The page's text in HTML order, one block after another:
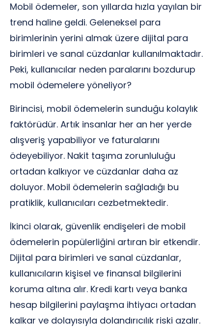
Mobil ödemeler, son yıllarda hızla yayılan bir
trend haline geldi. Geleneksel para
birimlerinin yerini almak üzere dijital para
birimleri ve sanal cüzdanlar kullanılmaktadır.
Peki, kullanıcılar neden paralarını bozdurup
mobil ödemelere yöneliyor?
Birincisi, mobil ödemelerin sunduğu kolaylık
faktörüdür. Artık insanlar her an her yerde
alışveriş yapabiliyor ve faturalarını
ödeyebiliyor. Nakit taşıma zorunluluğu
ortadan kalkıyor ve cüzdanlar daha az
doluyor. Mobil ödemelerin sağladığı bu
pratiklik, kullanıcıları cezbetmektedir.
İkinci olarak, güvenlik endişeleri de mobil
ödemelerin popülerliğini artıran bir etkendir.
Dijital para birimleri ve sanal cüzdanlar,
kullanıcıların kişisel ve finansal bilgilerini
koruma altına alır. Kredi kartı veya banka
hesap bilgilerini paylaşma ihtiyacı ortadan
kalkar ve dolayısıyla dolandırıcılık riski azalır.